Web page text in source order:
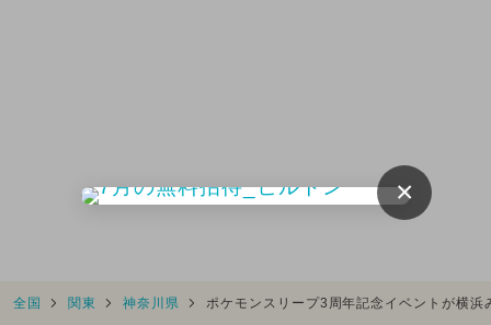
全国 関東 神奈川県 ポケモンスリープ3周年記念イベントが横
×